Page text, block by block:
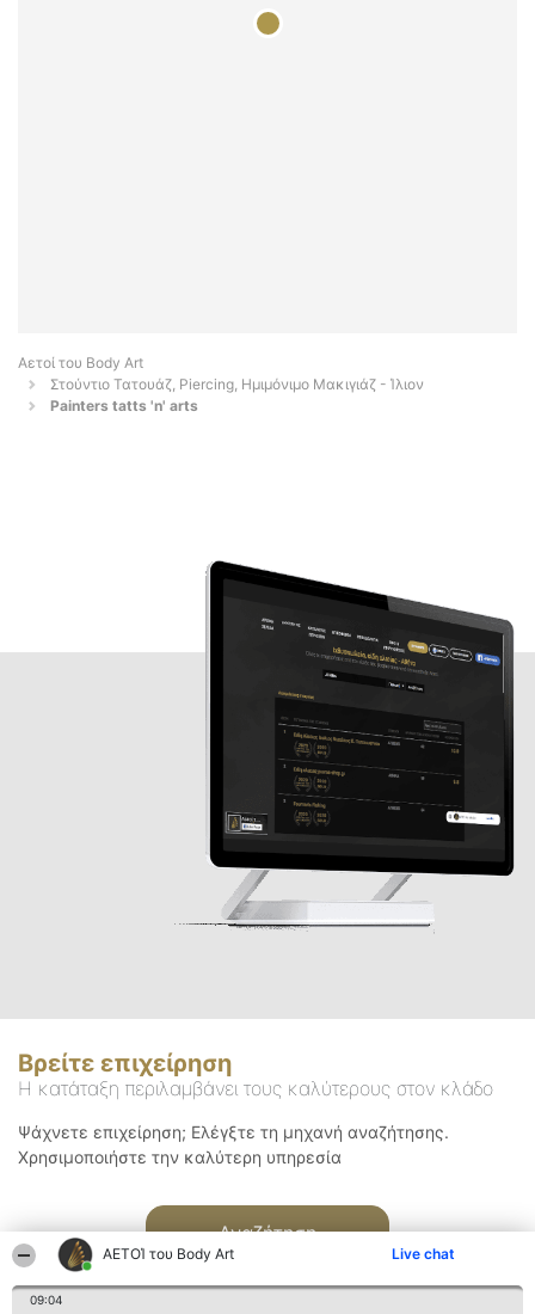
ΑΕΤΟΊ του Body Art Live chat
09:04
Αετοί του Body Art
Στούντιο Τατουάζ, Piercing, Ημιμόνιμο Μακιγιάζ - Ίλιον
Painters tatts 'n' arts
Βρείτε επιχείρηση
Η κατάταξη περιλαμβάνει τους καλύτερους στον κλάδο
Ψάχνετε επιχείρηση; Ελέγξτε τη μηχανή αναζήτησης.
Χρησιμοποιήστε την καλύτερη υπηρεσία
Αναζήτηση